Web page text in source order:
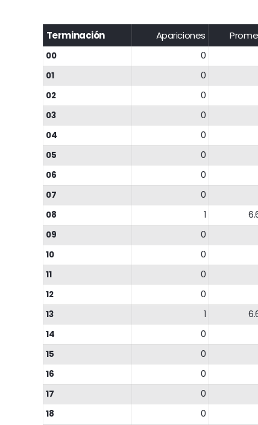
Terminación Apariciones
00 0
01
0
02
0
03
0
04
0
05
0
06
0
07
0
08
1
09
0
10
0
11
0
12
0
13
1
14
0
15
0
16
0
17
0
18
0